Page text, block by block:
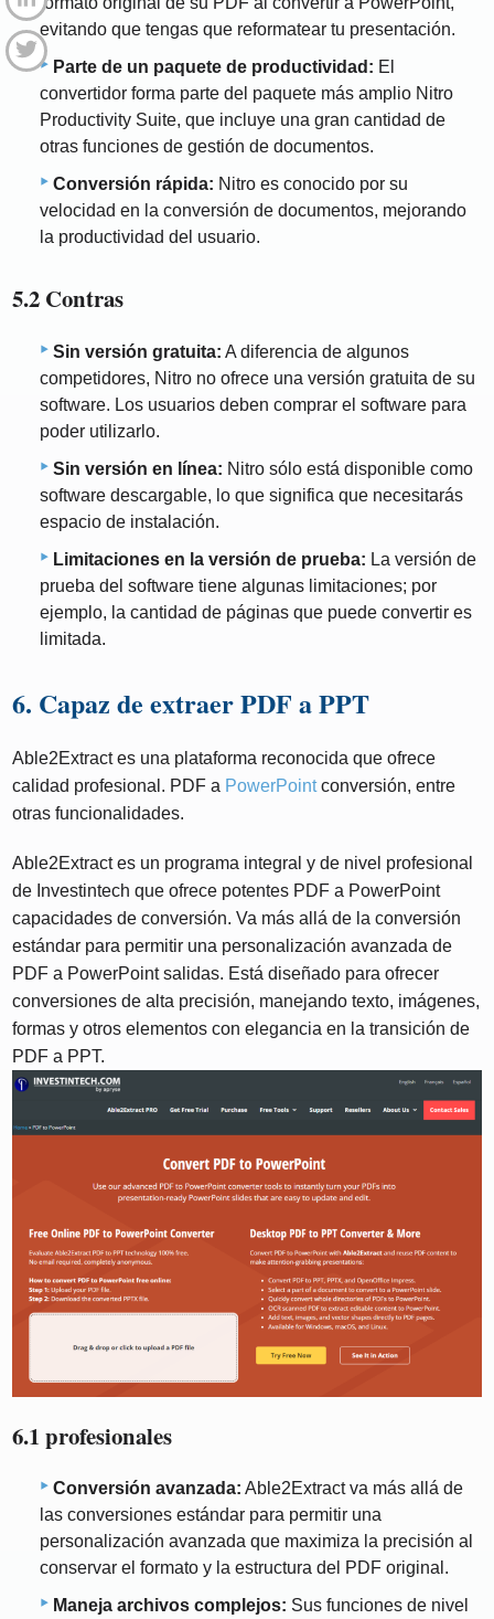
evitando que tengas que reformatear tu presentación.
Parte de un paquete de productividad: El
convertidor forma parte del paquete más amplio Nitro
Productivity Suite, que incluye una gran cantidad de
otras funciones de gestión de documentos.
Conversión rápida: Nitro es conocido por su
velocidad en la conversión de documentos, mejorando
la productividad del usuario.
5.2 Contras
Sin versión gratuita: A diferencia de algunos
competidores, Nitro no ofrece una versión gratuita de su
software. Los usuarios deben comprar el software para
poder utilizarlo.
Sin versión en línea: Nitro sólo está disponible como
software descargable, lo que significa que necesitarás
espacio de instalación.
Limitaciones en la versión de prueba: La versión de
prueba del software tiene algunas limitaciones; por
ejemplo, la cantidad de páginas que puede convertir es
limitada.
6. Capaz de extraer PDF a PPT
Able2Extract es una plataforma reconocida que ofrece
calidad profesional. PDF a PowerPointconversión, entre
otras funcionalidades.
Able2Extract es un programa integral y de nivel profesional
de Investintech que ofrece potentes PDF a PowerPoint
capacidades de conversión. Va más allá de la conversión
estándar para permitir una personalización avanzada de
PDF a PowerPoint salidas. Está diseñado para ofrecer
conversiones de alta precisión, manejando texto, imágenes,
formas y otros elementos con elegancia en la transición de
PDF a PPT.
6.1 profesionales
Conversión avanzada: Able2Extract va más allá de
las conversiones estándar para permitir una
personalización avanzada que maximiza la precisión al
conservar el formato y la estructura del PDF original.
Maneja archivos complejos: Sus funciones de nivel